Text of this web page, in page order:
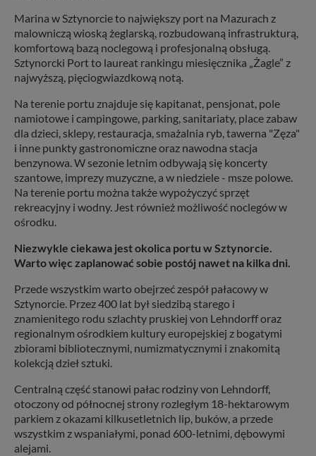
Marina w Sztynorcie to największy port na Mazurach z
malowniczą wioską żeglarską, rozbudowaną infrastrukturą,
komfortową bazą noclegową i profesjonalną obsługą.
Sztynorcki Port to laureat rankingu miesięcznika „Żagle” z
najwyższą, pięciogwiazdkową notą.
Na terenie portu znajduje się kapitanat, pensjonat, pole
namiotowe i campingowe, parking, sanitariaty, place zabaw
dla dzieci, sklepy, restauracja, smażalnia ryb, tawerna "Zęza"
i inne punkty gastronomiczne oraz nawodna stacja
benzynowa. W sezonie letnim odbywają się koncerty
szantowe, imprezy muzyczne, a w niedziele - msze polowe.
Na terenie portu można także wypożyczyć sprzęt
rekreacyjny i wodny. Jest również możliwość noclegów w
ośrodku.
Niezwykle ciekawa jest okolica portu w Sztynorcie.
Warto więc zaplanować sobie postój nawet na kilka dni.
Przede wszystkim warto obejrzeć zespół pałacowy w
Sztynorcie. Przez 400 lat był siedzibą starego i
znamienitego rodu szlachty pruskiej von Lehndorff oraz
regionalnym ośrodkiem kultury europejskiej z bogatymi
zbiorami bibliotecznymi, numizmatycznymi i znakomitą
kolekcją dzieł sztuki.
Centralną część stanowi pałac rodziny von Lehndorff,
otoczony od północnej strony rozległym 18-hektarowym
parkiem z okazami kilkusetletnich lip, buków, a przede
wszystkim z wspaniałymi, ponad 600-letnimi, dębowymi
alejami.